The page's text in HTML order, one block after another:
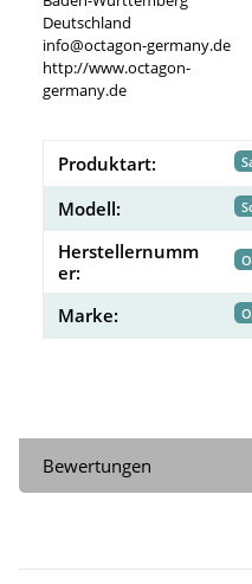
Deutschland
info@octagon-germany.de
http://www.octagon-
germany.de
Produktart:
Modell:
Herstellernumm
er:
Marke:
Bewertungen